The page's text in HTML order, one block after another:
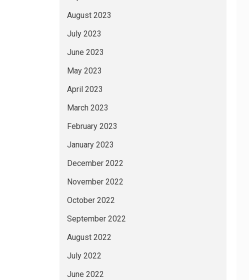
August 2023
July 2023
June 2023
May 2023
April 2023
March 2023
February 2023
January 2023
December 2022
November 2022
October 2022
September 2022
August 2022
July 2022
June 2022